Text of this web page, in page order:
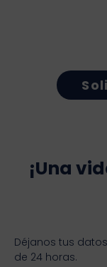
¡Una
Déjanos tus
de 24 horas.